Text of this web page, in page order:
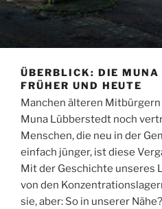
ÜBERBLICK: DIE MUNA
FRÜHER UND HEUTE
Manchen älteren
Muna Lübberstedt noch
Menschen, die neu in der
einfach jünger, ist diese
Mit der Geschichte unseres
von den
sie, aber: So in unserer